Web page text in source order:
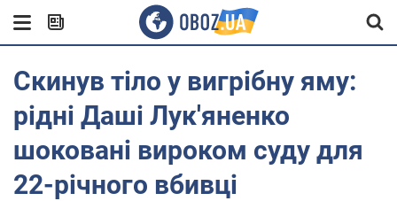
Скинув тіло у вигрібну яму:
рідні Даші Лук'яненко
шоковані вироком суду для
22-річного вбивці